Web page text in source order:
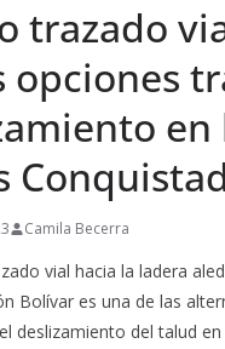
trazado
opciones
en
Camila Becerra
vial hacia la ladera
Bolívar es una de las
deslizamiento del talud en